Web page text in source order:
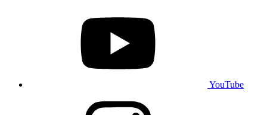
YouTube